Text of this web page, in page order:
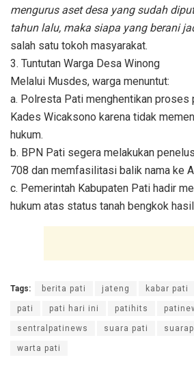
mengurus aset desa yang sudah
tahun lalu, maka siapa yang berani
salah satu tokoh masyarakat.
3. Tuntutan Warga Desa Winong
Melalui Musdes, warga menuntut:
a. Polresta Pati menghentikan proses
Kades Wicaksono karena tidak
hukum.
b. BPN Pati segera melakukan
708 dan memfasilitasi balik nama ke
c. Pemerintah Kabupaten Pati hadir
hukum atas status tanah bengkok
Tags: berita pati jateng kabar pati
pati pati hari ini patihits
sentralpatinews suara pati
warta pati